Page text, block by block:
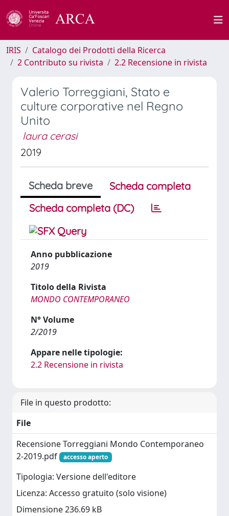
IRIS
Catalogo dei Prodotti della Ricerca
2 Contributo su rivista
2.2 Recensione in rivista
Valerio Torreggiani, Stato e
culture corporative nel Regno
Unito
laura cerasi
2019
Scheda breve
Scheda completa
Scheda completa (DC)
Anno pubblicazione
2019
Titolo della Rivista
MONDO CONTEMPORANEO
N° Volume
2/2019
Appare nelle tipologie:
2.2 Recensione in rivista
File in questo prodotto:
File
Recensione Torreggiani Mondo Contemporaneo
2-2019.pdf
accesso aperto
Tipologia: Versione dell'editore
Licenza: Accesso gratuito (solo visione)
Dimensione 236.69 kB